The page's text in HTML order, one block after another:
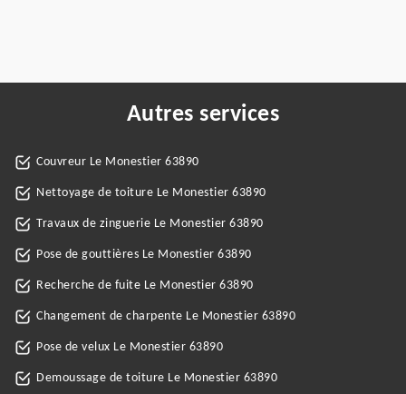
Autres services
Couvreur Le Monestier 63890
Nettoyage de toiture Le Monestier 63890
Travaux de zinguerie Le Monestier 63890
Pose de gouttières Le Monestier 63890
Recherche de fuite Le Monestier 63890
Changement de charpente Le Monestier 63890
Pose de velux Le Monestier 63890
Demoussage de toiture Le Monestier 63890